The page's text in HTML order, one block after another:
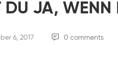
JA, WENN
6, 2017 0 comments